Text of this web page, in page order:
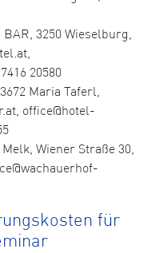
3250 Wieselburg,
20580
Maria Taferl,
office@hotel-
Wiener Straße 30,
für